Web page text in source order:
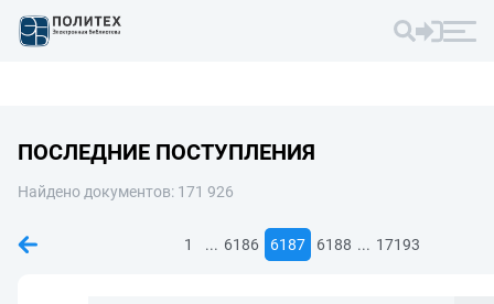
ПОСЛЕДНИЕ ПОСТУПЛЕНИЯ
Найдено документов: 171 926
1 ... 6186 6187 6188 ... 17193